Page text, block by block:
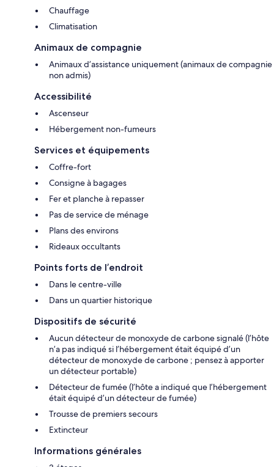
Chauffage
Climatisation
Animaux de compagnie
Animaux d’assistance uniquement (animaux de compagnie
non admis)
Accessibilité
Ascenseur
Hébergement non-fumeurs
Services et équipements
Coffre-fort
Consigne à bagages
Fer et planche à repasser
Pas de service de ménage
Plans des environs
Rideaux occultants
Points forts de l’endroit
Dans le centre-ville
Dans un quartier historique
Dispositifs de sécurité
Aucun détecteur de monoxyde de carbone signalé (l’hôte
n’a pas indiqué si l’hébergement était équipé d’un
détecteur de monoxyde de carbone ; pensez à apporter
un détecteur portable)
Détecteur de fumée (l’hôte a indiqué que l’hébergement
était équipé d’un détecteur de fumée)
Trousse de premiers secours
Extincteur
Informations générales